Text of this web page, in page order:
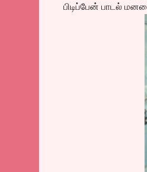
பிடிப்பேன் பாடல்